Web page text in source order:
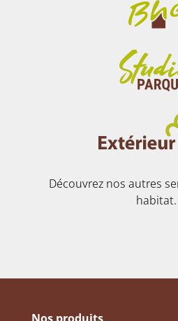
Découvrez nos autres
habitat.